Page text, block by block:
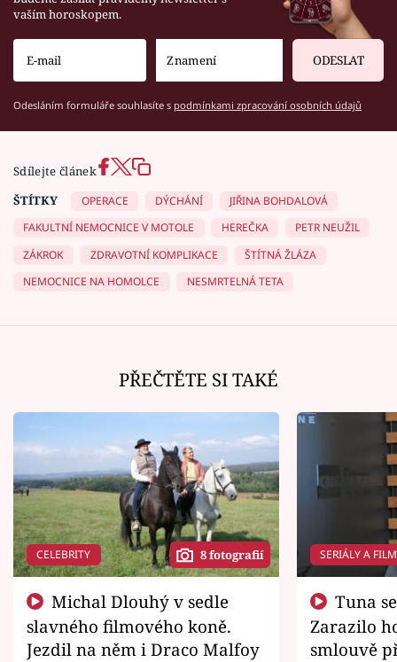
vaším horoskopem.
ODESLAT
Odesláním formuláře souhlasíte s podmínkami zpracování osobních údajů
Sdílejte článek
ŠTÍTKY
OPERACE DÝCHÁNÍ
JIŘINA BOHDALOVÁ
FAKULTNÍ NEMOCNICE V MOTOLE
HEREČKA
PETR NEUŽIL
ZÁKROK
ZDRAVOTNÍ KOMPLIKACE
ŠTÍTNÁ ŽLÁZA
NEMOCNICE NA HOMOLCE
NESMRTELNÁ TETA
PŘEČTĚTE SI TAKÉ
CELEBRITY 8 fotografií
slavného filmového koně.
Jezdil na něm i Draco Malfoy
SERIÁLY A
Zarazilo
smlouvě